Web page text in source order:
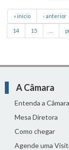
« início ‹ anterior
14 15
A Câmara
Entenda a Câmara
Mesa Diretora
Como chegar
Agende uma